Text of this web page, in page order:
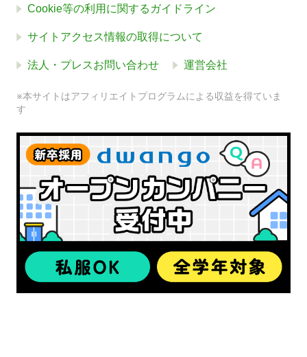
Cookie等の利用に関するガイドライン
サイトアクセス情報の取得について
法人・プレスお問い合わせ 運営会社
※本サイトはアフィリエイトプログラムによる収益を得ていま
す